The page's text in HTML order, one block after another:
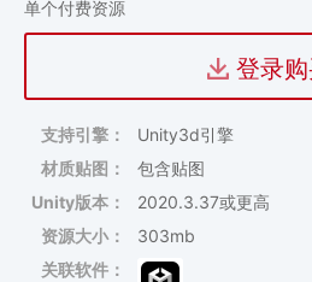
单个付费资源
登录
支持引擎：
Unity3d引擎
材质贴图：
包含贴图
Unity版本：
2020.3.37或更高
资源大小：
303mb
关联软件：